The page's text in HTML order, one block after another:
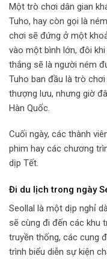
Một trò chơi dân gian
Tuho, hay còn gọi là
chơi sẽ đứng ở một
vào một bình lớn, đôi
thắng sẽ là người ném
Tuho ban đầu là trò
thượng lưu, nhưng giờ
Hàn Quốc.
Cuối ngày, các thành
phim hay các chương
dịp Tết.
Đi du lịch trong ngày
Seollal là một dịp nghỉ
sẽ cùng đi đến các khu
truyền thống, các cung
trình biểu diễn sự kiện